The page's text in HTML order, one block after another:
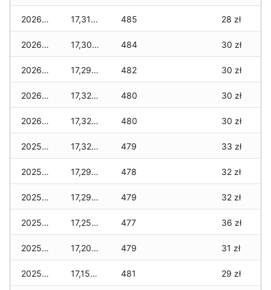
2026-01-05 17,310 zł 485 28 zł
2026-01-04 17,300 zł 484 30 zł
2026-01-03 17,290 zł 482 30 zł
2026-01-02 17,320 zł 480 30 zł
2026-01-01 17,320 zł 480 30 zł
2025-12-31 17,320 zł 479 33 zł
2025-12-30 17,290 zł 478 32 zł
2025-12-29 17,290 zł 479 32 zł
2025-12-28 17,250 zł 477 36 zł
2025-12-27 17,200 zł 479 31 zł
2025-12-26 17,150 zł 481 29 zł